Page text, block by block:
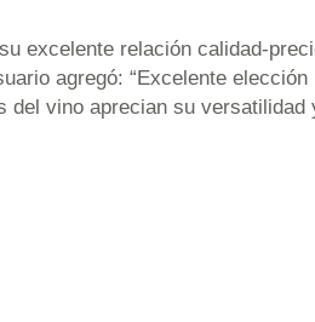
excelente relación calidad-
agregó: “Excelente
vino aprecian su